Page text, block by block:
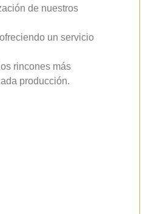
de nuestros
un servicio
rincones más
producción.